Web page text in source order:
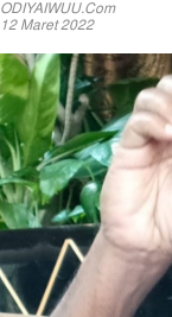
ODIYAIWUU.com
12 Maret 2022